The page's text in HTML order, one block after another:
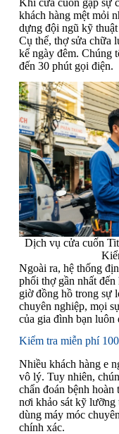
Khi cửa cuốn gặp sự
khách hàng mệt mỏi
dựng đội ngũ kỹ
Cụ thể, thợ sửa chữa
kể ngày đêm. Chúng
đến 30 phút gọi điện.
Dịch vụ cửa cuốn
Ngoài ra, hệ thống
phối thợ gần nhất
giờ đồng hồ trong sự
chuyên nghiệp, mọi
của gia đình bạn luôn
Kiểm tra miễn phí
Nhiều khách hàng e
vô lý. Tuy nhiên,
chẩn đoán bệnh
nơi khảo sát kỹ lưỡng
dùng máy móc
chính xác.